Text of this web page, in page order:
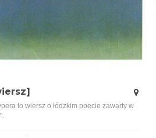
to wiersz o łódzkim poecie zawarty w